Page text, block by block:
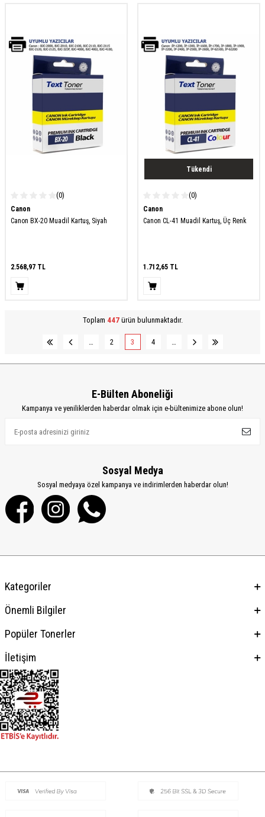
(0)
Canon
Canon BX-20 Muadil Kartuş, Siyah
2.568,97 TL
Tükendi
(0)
Canon
Canon CL-41 Muadil Kartuş, Üç Renk
1.712,65 TL
Toplam 447ürün bulunmaktadır.
2 3 4
E-Bülten Aboneliği
Kampanya ve yeniliklerden haberdar olmak için e-bültenimize abone olun!
Sosyal Medya
Sosyal medyaya özel kampanya ve indirimlerden haberdar olun!
Kategoriler
Önemli Bilgiler
Popüler Tonerler
İletişim